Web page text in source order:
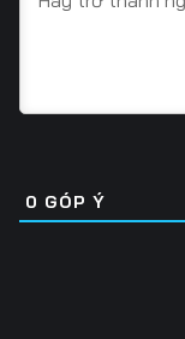
Tập 25
Tập 31
Tập 37
0 GÓP Ý